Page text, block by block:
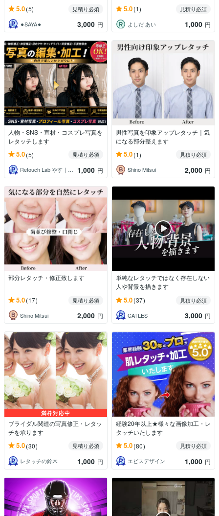
5.0(5)
見積り必須
⚫︎SAYA⚫︎
3,000 円
5.0(1)
見積り必須
よしだ あい
1,000 円
人物・SNS・宣材・コスプレ写真を
レタッチします
5.0(5)
見積り必須
Retouch Lab やす｜レタッチ
1,000 円
男性写真を印象アップレタッチ｜気
になる部分整えます
5.0(1)
見積り必須
Shino Mitsui
2,000 円
部分レタッチ・修正致します
5.0(17)
見積り必須
Shino Mitsui
2,000 円
単純なレタッチではなく存在しない
人や背景を描きます
5.0(37)
見積り必須
CATLES
3,000 円
満枠対応中
ブライダル関連の写真修正・レタッ
チを承ります
5.0(30)
見積り必須
レタッチの鈴木
1,000 円
経験20年以上★様々な画像加工・レ
タッチいたします
5.0(80)
見積り必須
エビスデザイン
1,000 円